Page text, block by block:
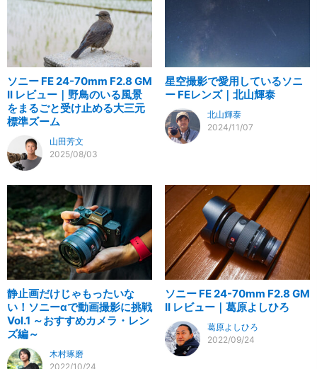
ソニー FE 24-70mm F2.8 GM
II レビュー｜野鳥のいる風景
をまるごと受け止める大三元
標準ズーム
山田芳文
2025/08/03
星空撮影で愛用しているソニ
ー FEレンズ｜北山輝泰
北山輝泰
2024/11/07
静止画だけじゃもったいな
い！ソニーαで動画撮影に挑戦
Vol.1 ～おすすめカメラ・レン
ズ編～
木村琢磨
2022/10/24
ソニー FE 24-70mm F2.8 GM
II レビュー｜葛原よしひろ
葛原よしひろ
2022/09/24